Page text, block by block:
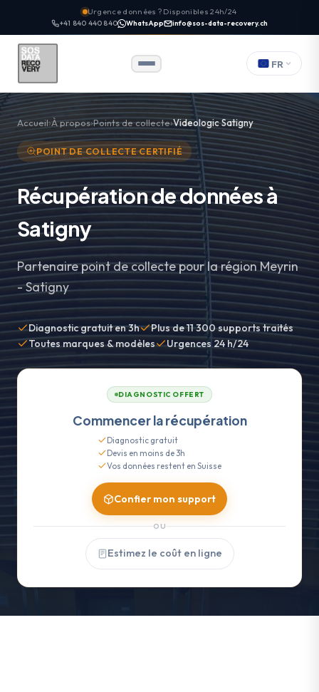
Urgence données ? Disponibles 24h/24
+41 840 440 840 WhatsApp info@sos-data-recovery.ch
FR
Accueil À propos Points de collecte Videologic Satigny
POINT DE COLLECTE CERTIFIÉ
Récupération de données à
Satigny
Partenaire point de collecte pour la région Meyrin
- Satigny
Diagnostic gratuit en 3h
Plus de 11 300 supports traités
Toutes marques & modèles
Urgences 24 h/24
DIAGNOSTIC OFFERT
Commencer la récupération
Diagnostic gratuit
Devis en moins de 3h
Vos données restent en Suisse
Confier mon support
OU
Estimez le coût en ligne